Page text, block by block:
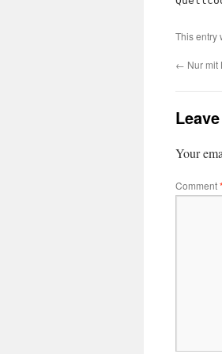
This entry
← Nur mit
Your
Comment